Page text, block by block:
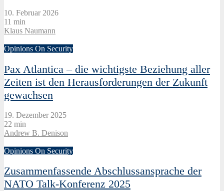
10. Februar 2026
11 min
Klaus Naumann
Opinions On Security
Pax Atlantica – die wichtigste Beziehung aller
Zeiten ist den Herausforderungen der Zukunft
gewachsen
19. Dezember 2025
22 min
Andrew B. Denison
Opinions On Security
Zusammenfassende Abschlussansprache der
NATO Talk-Konferenz 2025